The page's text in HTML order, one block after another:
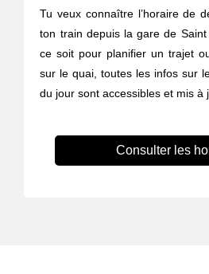
Tu veux connaître l’horaire de
ton train depuis la gare de
ce soit pour planifier un trajet
sur le quai, toutes les infos sur
du jour sont accessibles et mis à
Consulter les